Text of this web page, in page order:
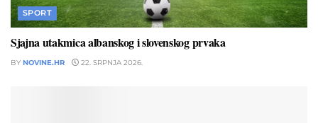
SPORT
Sjajna utakmica albanskog i slovenskog prvaka
BY NOVINE.HR 22. SRPNJA 2026.